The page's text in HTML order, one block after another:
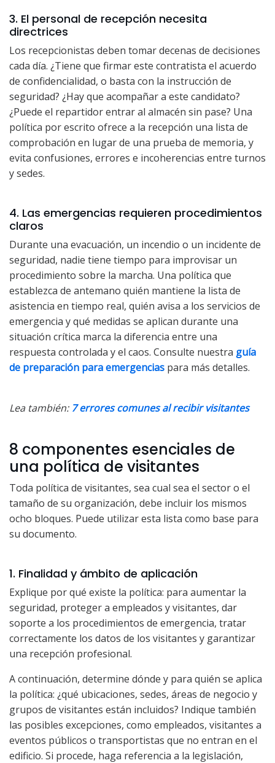
3. El personal de recepción necesita
directrices
Los recepcionistas deben tomar decenas de decisiones
cada día. ¿Tiene que firmar este contratista el acuerdo
de confidencialidad, o basta con la instrucción de
seguridad? ¿Hay que acompañar a este candidato?
¿Puede el repartidor entrar al almacén sin pase? Una
política por escrito ofrece a la recepción una lista de
comprobación en lugar de una prueba de memoria, y
evita confusiones, errores e incoherencias entre turnos
y sedes.
4. Las emergencias requieren procedimientos
claros
Durante una evacuación, un incendio o un incidente de
seguridad, nadie tiene tiempo para improvisar un
procedimiento sobre la marcha. Una política que
establezca de antemano quién mantiene la lista de
asistencia en tiempo real, quién avisa a los servicios de
emergencia y qué medidas se aplican durante una
situación crítica marca la diferencia entre una
respuesta controlada y el caos. Consulte nuestra guía
de preparación para emergencias para más detalles.
Lea también: 7 errores comunes al recibir visitantes
8 componentes esenciales de
una política de visitantes
Toda política de visitantes, sea cual sea el sector o el
tamaño de su organización, debe incluir los mismos
ocho bloques. Puede utilizar esta lista como base para
su documento.
1. Finalidad y ámbito de aplicación
Explique por qué existe la política: para aumentar la
seguridad, proteger a empleados y visitantes, dar
soporte a los procedimientos de emergencia, tratar
correctamente los datos de los visitantes y garantizar
una recepción profesional.
A continuación, determine dónde y para quién se aplica
la política: ¿qué ubicaciones, sedes, áreas de negocio y
grupos de visitantes están incluidos? Indique también
las posibles excepciones, como empleados, visitantes a
eventos públicos o transportistas que no entran en el
edificio. Si procede, haga referencia a la legislación,